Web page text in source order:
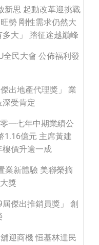
新思 起動改革迎挑戰
勢 剛性需求仍然大
大」 踏征途越巔峰
全民大會 公佈福利發
出地產代理獎」 業
受肯定
一七年中期業績公
1.16億元 主席黃建
價升逾一成
業新體驗 美聯榮摘
獎
傑出推銷員獎」 創
迎商機 恒基林達民